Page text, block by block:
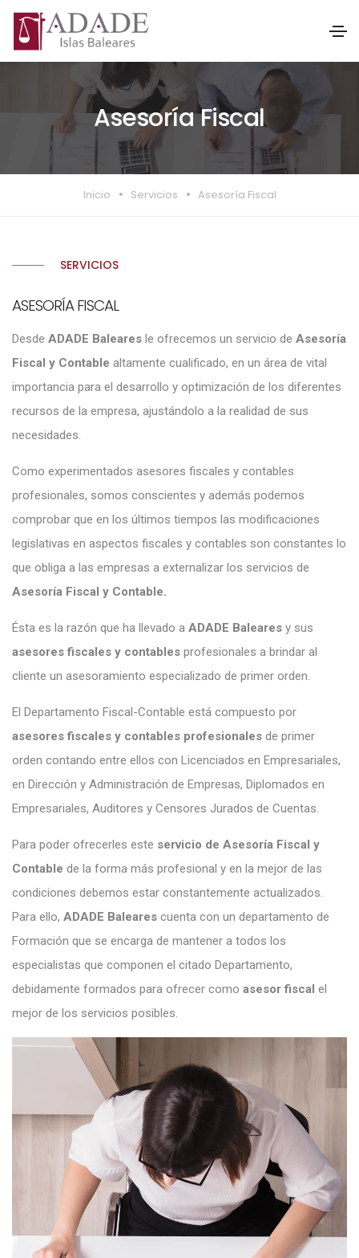
Asesoría Fiscal
Inicio Servicios Asesoría Fiscal
SERVICIOS
ASESORÍA FISCAL
Desde ADADE Baleares le ofrecemos un servicio de Asesoría
Fiscal y Contable altamente cualificado, en un área de vital
importancia para el desarrollo y optimización de los diferentes
recursos de la empresa, ajustándolo a la realidad de sus
necesidades.
Como experimentados asesores fiscales y contables
profesionales, somos conscientes y además podemos
comprobar que en los últimos tiempos las modificaciones
legislativas en aspectos fiscales y contables son constantes lo
que obliga a las empresas a externalizar los servicios de
Asesoría Fiscal y Contable.
Ésta es la razón que ha llevado a ADADE Baleares y sus
asesores fiscales y contables profesionales a brindar al
cliente un asesoramiento especializado de primer orden.
El Departamento Fiscal-Contable está compuesto por
asesores fiscales y contables profesionales de primer
orden contando entre ellos con Licenciados en Empresariales,
en Dirección y Administración de Empresas, Diplomados en
Empresariales, Auditores y Censores Jurados de Cuentas.
Para poder ofrecerles este servicio de Asesoría Fiscal y
Contable de la forma más profesional y en la mejor de las
condiciones debemos estar constantemente actualizados.
Para ello, ADADE Baleares cuenta con un departamento de
Formación que se encarga de mantener a todos los
especialistas que componen el citado Departamento,
debidamente formados para ofrecer como asesor fiscal el
mejor de los servicios posibles.